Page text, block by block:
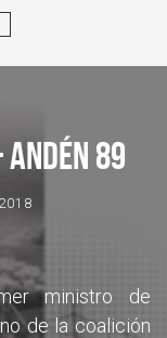
89
ministro de
de la coalición